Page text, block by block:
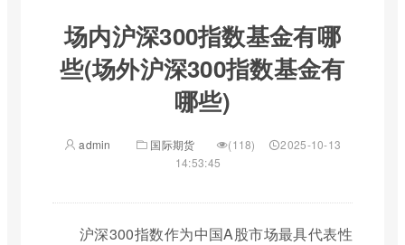
场内沪深300指数基金有哪
些(场外沪深300指数基金有
哪些)
admin 国际期货 (118)
2025-10-13
14:53:45
沪深300指数作为中国A股市场最具代表性